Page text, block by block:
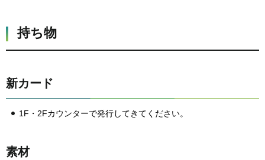
持ち物
新カード
1F・2Fカウンターで発行してきてください。
素材